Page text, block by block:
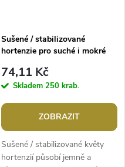
Sušené / stabilizované
hortenzie pro suché i mokré
74,11 Kč
Skladem 250 krab.
ZOBRAZIT
Sušené / stabilizované květy
hortenzií působí jemně a